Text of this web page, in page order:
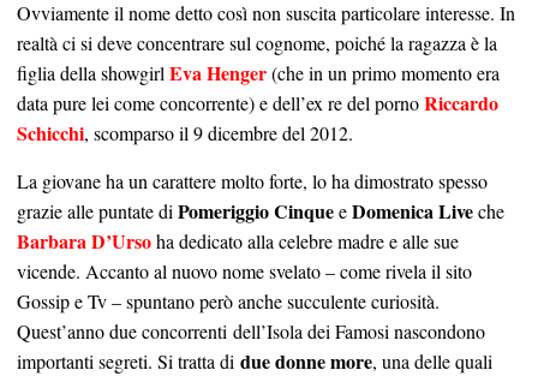
Ovviamente il nome detto così non suscita particolare interesse. In
realtà ci si deve concentrare sul cognome, poiché la ragazza è la
figlia della showgirl Eva Henger(che in un primo momento era
data pure lei come concorrente) e dell’ex re del pornoRiccardo
Schicchi, scomparso il 9 dicembre del 2012.
La giovane ha un carattere molto forte, lo ha dimostrato spesso
grazie alle puntate di Pomeriggio CinqueeDomenica Liveche
Barbara D’Ursoha dedicato alla celebre madre e alle sue
vicende. Accanto al nuovo nome svelato – come rivela il sito
Gossip e Tv – spuntano però anche succulente curiosità.
Quest’anno due concorrenti dell’Isola dei Famosi nascondono
importanti segreti. Si tratta di due donne more, una delle quali